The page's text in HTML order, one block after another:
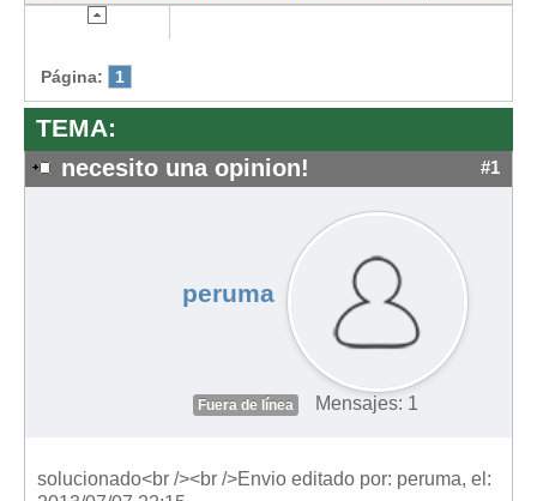
Página: 1
TEMA:
necesito una opinion! #1
peruma
Fuera de línea Mensajes: 1
solucionado<br /><br />Envio editado por: peruma, el: